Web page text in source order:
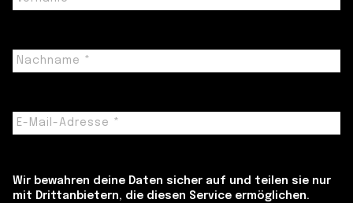
Wir bewahren deine Daten sicher auf und teilen sie nur
mit Drittanbietern, die diesen Service ermöglichen.